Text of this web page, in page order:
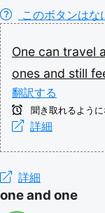
このボタンはな
One can travel
ones and still
翻訳する
聞き取れるよう
詳細
詳細
one and one